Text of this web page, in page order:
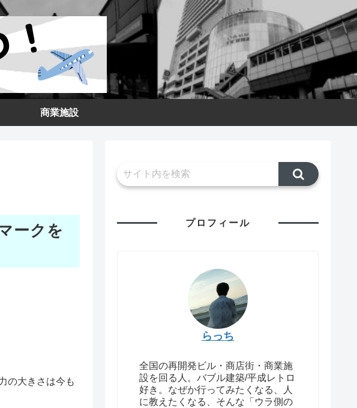
商業施設
ークを
の大きさは今も
プロフィール
らっち
全国の再開発ビル・商店街・商業施
設を回る人。バブル建築/平成レトロ
好き。なぜか行ってみたくなる、人
に教えたくなる、そんな「ウラ側の